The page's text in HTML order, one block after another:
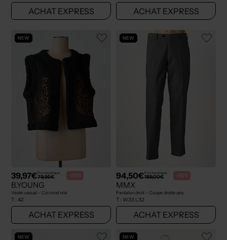
ACHAT EXPRESS ACHAT EXPRESS
NEW
39,97€Prix boutique :
79,95€ -50%
B.YOUNG
Veste casual - Col rond noir
T : 42
ACHAT EXPRESS
NEW
94,50€Prix boutique :
189,00€ -50%
MMX
Pantalon droit - Coupe droite gris
T : W33 L32
ACHAT EXPRESS
NEW NEW